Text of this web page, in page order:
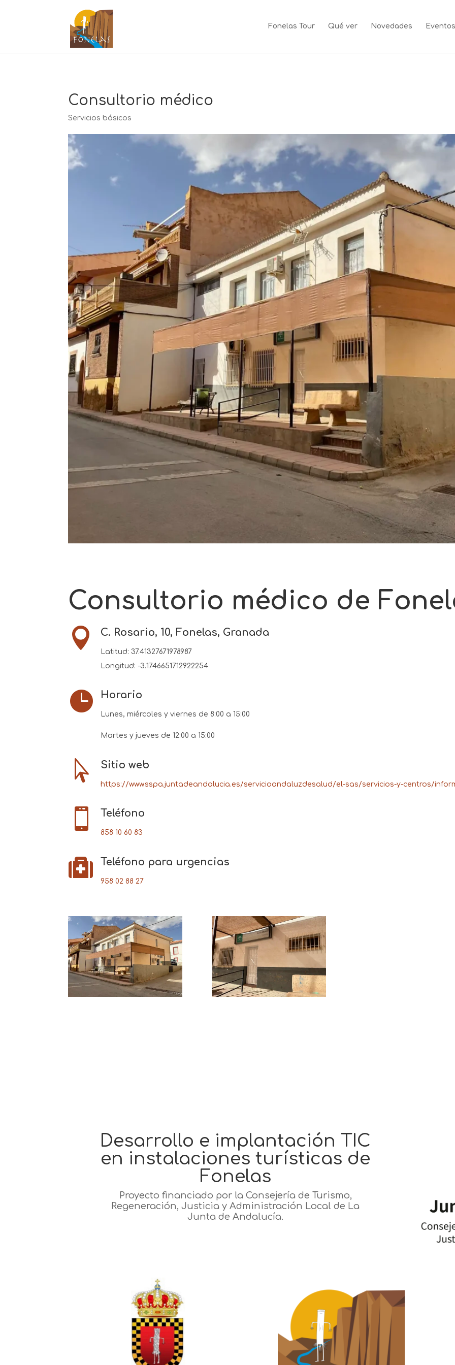
Fonelas Tour Qué ver Novedades Eventos
Consultorio médico
Servicios básicos
Consultorio médico de
 C. Rosario, 10, Fonelas, Granada
Latitud: 37.41327671978987
Longitud: -3.1746651712922254
 Horario
Lunes, miércoles y viernes de 8:00 a 15:00
Martes y jueves de 12:00 a 15:00
 Sitio web
https://www.sspa.juntadeandalucia.es/servicioandaluzdesalud/el-sas/servicios-y-centros/
 Teléfono
858 10 60 83
 Teléfono para urgencias
958 02 88 27
Desarrollo e implantación TIC
en instalaciones turísticas de
Fonelas
Proyecto financiado por la Consejería de Turismo,
Regeneración, Justicia y Administración Local de La
Junta de Andalucía.